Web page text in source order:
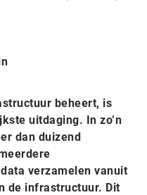
beheert, is
uitdaging. In zo’n
dan duizend
verzamelen vanuit
de infrastructuur. Dit